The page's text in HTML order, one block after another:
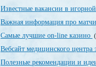
Известные вакансии в
Важная информация про
Самые лучшие on-line казино
Вебсайт медицинского центра
Полезные рекомендации и